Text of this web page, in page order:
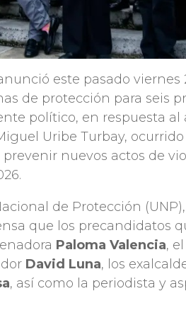
este pasado viernes
de protección para seis
político, en respuesta al
Uribe Turbay,
nuevos actos de
de Protección
que los precandidatos
Paloma Valencia,
David Luna, los
, así como la periodista y